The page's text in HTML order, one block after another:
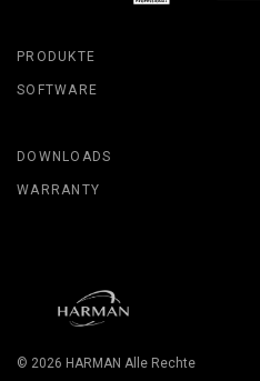
PRODUKTE
SOFTWARE
DOWNLOADS
WARRANTY
© 2026 HARMAN Alle Rechte